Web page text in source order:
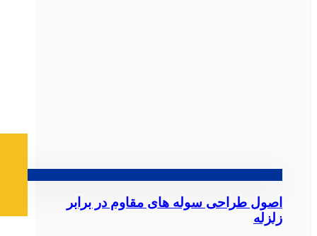
اصول طراحی سوله‌ های مقاوم در برابر
زلزله